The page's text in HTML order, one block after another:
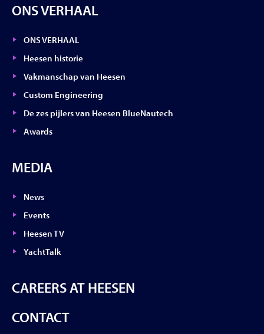
ONS VERHAAL
ONS VERHAAL
Heesen historie
Vakmanschap van Heesen
Custom Engineering
De zes pijlers van Heesen BlueNautech
Awards
MEDIA
News
Events
Heesen TV
YachtTalk
CAREERS AT HEESEN
CONTACT